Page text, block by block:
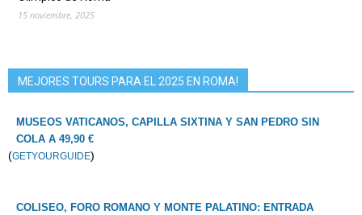
15 noviembre, 2025
MEJORES TOURS PARA EL 2025 EN ROMA!
MUSEOS VATICANOS, CAPILLA SIXTINA Y SAN PEDRO SIN
COLA A 49,90 €
(GETYOURGUIDE)
COLISEO, FORO ROMANO Y MONTE PALATINO: ENTRADA